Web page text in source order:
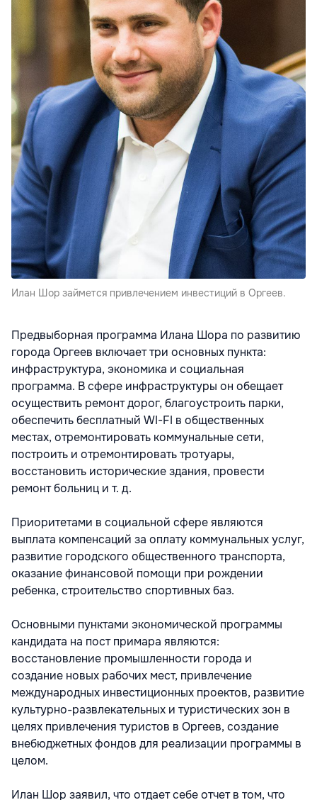
Илан Шор займется привлечением инвестиций в Оргеев.
Предвыборная программа Илана Шора по развитию
города Оргеев включает три основных пункта:
инфраструктура, экономика и социальная
программа. В сфере инфраструктуры он обещает
осуществить ремонт дорог, благоустроить парки,
обеспечить бесплатный WI-FI в общественных
местах, отремонтировать коммунальные сети,
построить и отремонтировать тротуары,
восстановить исторические здания, провести
ремонт больниц и т. д.
Приоритетами в социальной сфере являются
выплата компенсаций за оплату коммунальных услуг,
развитие городского общественного транспорта,
оказание финансовой помощи при рождении
ребенка, строительство спортивных баз.
Основными пунктами экономической программы
кандидата на пост примара являются:
восстановление промышленности города и
создание новых рабочих мест, привлечение
международных инвестиционных проектов, развитие
культурно-развлекательных и туристических зон в
целях привлечения туристов в Оргеев, создание
внебюджетных фондов для реализации программы в
целом.
Илан Шор заявил, что отдает себе отчет в том, что